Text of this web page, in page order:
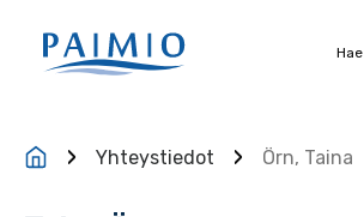
Hae
Yhteystiedot Örn, Taina